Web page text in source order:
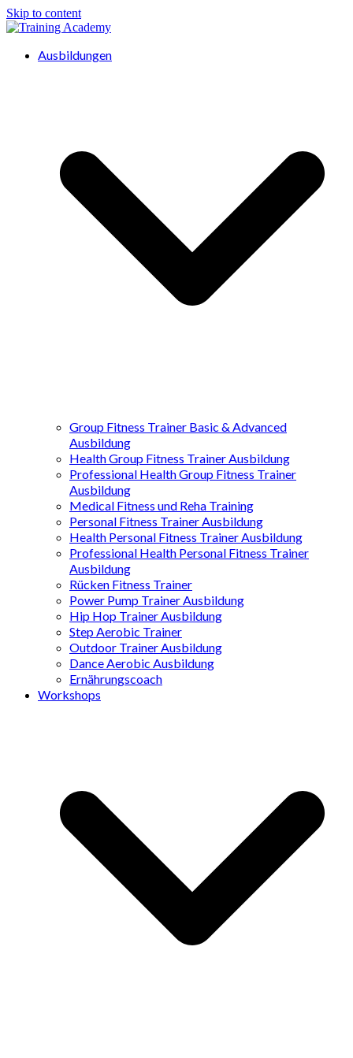
Skip to content
Ausbildungen
Group Fitness Trainer Basic & Advanced
Ausbildung
Health Group Fitness Trainer Ausbildung
Professional Health Group Fitness Trainer
Ausbildung
Medical Fitness und Reha Training
Personal Fitness Trainer Ausbildung
Health Personal Fitness Trainer Ausbildung
Professional Health Personal Fitness Trainer
Ausbildung
Rücken Fitness Trainer
Power Pump Trainer Ausbildung
Hip Hop Trainer Ausbildung
Step Aerobic Trainer
Outdoor Trainer Ausbildung
Dance Aerobic Ausbildung
Ernährungscoach
Workshops